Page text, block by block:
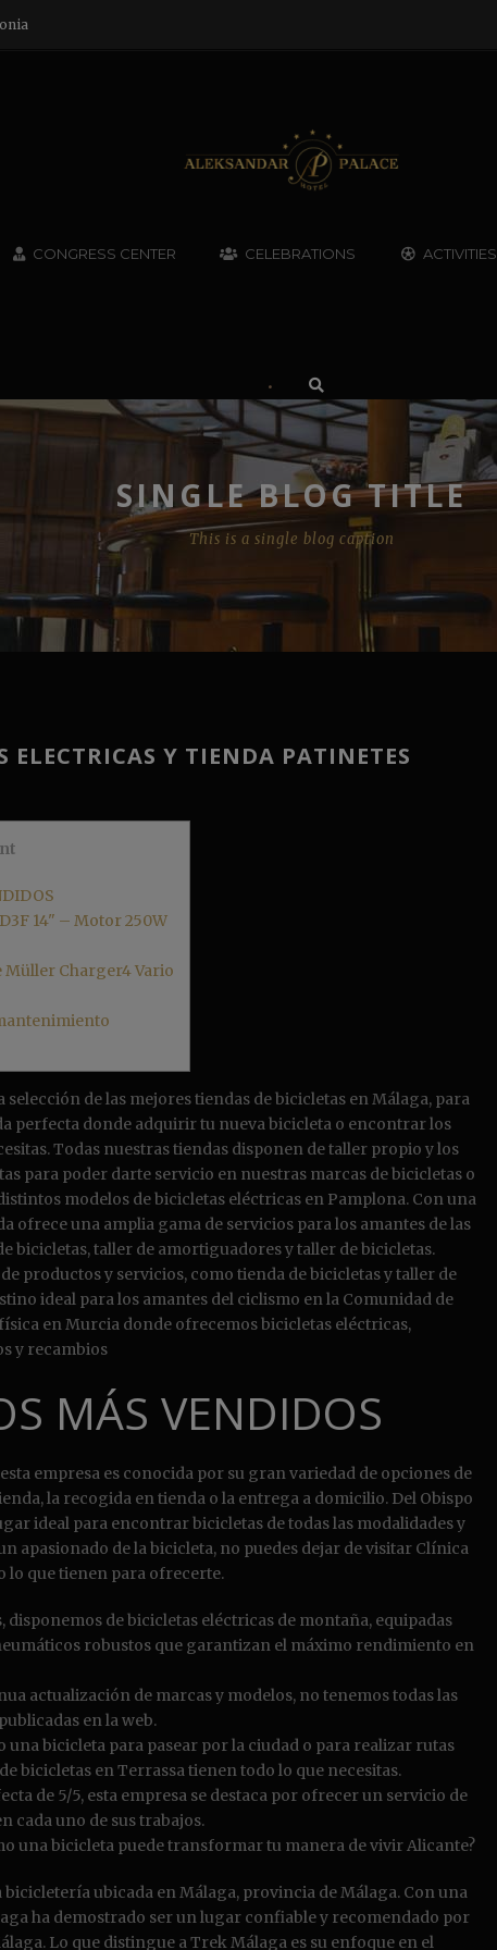
CONGRESS CENTER CELEBRATIONS ACTIVITIES
•
SINGLE BLOG TITLE
This is a single blog caption
ELECTRICAS Y TIENDA PATINETES
14" – Motor 250W
Müller Charger4 Vario
de las mejores tiendas de bicicletas en Málaga, para
perfecta donde adquirir tu nueva bicicleta o encontrar los
Todas nuestras tiendas disponen de taller propio y los
para poder darte servicio en nuestras marcas de bicicletas o
modelos de bicicletas eléctricas en Pamplona. Con una
ofrece una amplia gama de servicios para los amantes de las
bicicletas, taller de amortiguadores y taller de bicicletas.
productos y servicios, como tienda de bicicletas y taller de
ideal para los amantes del ciclismo en la Comunidad de
en Murcia donde ofrecemos bicicletas eléctricas,
y recambios
MÁS VENDIDOS
empresa es conocida por su gran variedad de opciones de
la recogida en tienda o la entrega a domicilio. Del Obispo
ideal para encontrar bicicletas de todas las modalidades y
apasionado de la bicicleta, no puedes dejar de visitar Clínica
lo que tienen para ofrecerte.
disponemos de bicicletas eléctricas de montaña, equipadas
robustos que garantizan el máximo rendimiento en
actualización de marcas y modelos, no tenemos todas las
en la web.
una bicicleta para pasear por la ciudad o para realizar rutas
bicicletas en Terrassa tienen todo lo que necesitas.
de 5/5, esta empresa se destaca por ofrecer un servicio de
cada uno de sus trabajos.
una bicicleta puede transformar tu manera de vivir Alicante?
bicicletería ubicada en Málaga, provincia de Málaga. Con una
ha demostrado ser un lugar confiable y recomendado por
Lo que distingue a Trek Málaga es su enfoque en el